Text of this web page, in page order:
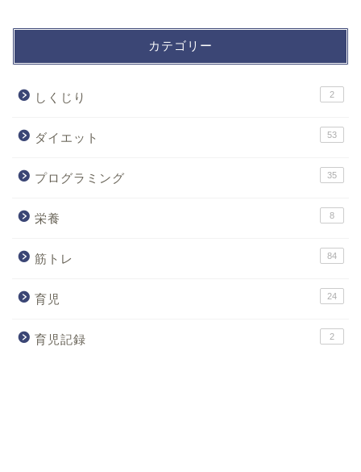
カテゴリー
しくじり 2
ダイエット 53
プログラミング 35
栄養 8
筋トレ 84
育児 24
育児記録 2